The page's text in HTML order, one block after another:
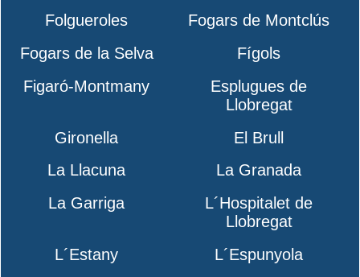
Folgueroles
Fogars de Montclús
Fogars de la Selva
Fígols
Figaró-Montmany
Esplugues de
Llobregat
Gironella
El Brull
La Llacuna
La Granada
La Garriga
L´Hospitalet de
Llobregat
L´Estany
L´Espunyola